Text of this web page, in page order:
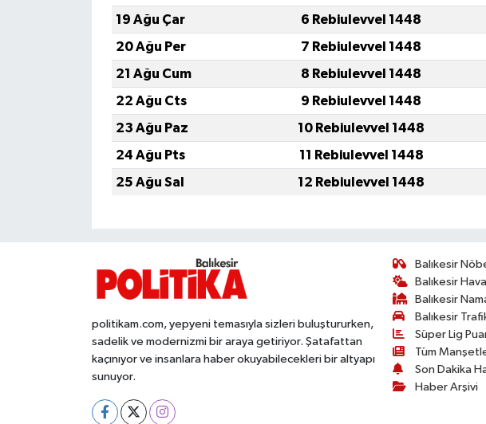
19 Ağu Çar
6 Rebiulevvel 1448
20 Ağu Per
7 Rebiulevvel 1448
21 Ağu Cum
8 Rebiulevvel 1448
22 Ağu Cts
9 Rebiulevvel 1448
23 Ağu Paz
10 Rebiulevvel 1448
24 Ağu Pts
11 Rebiulevvel 1448
25 Ağu Sal
12 Rebiulevvel 1448
politikam.com, yepyeni temasıyla sizleri buluştururken,
sadelik ve modernizmi bir araya getiriyor. Şatafattan
kaçınıyor ve insanlara haber okuyabilecekleri bir altyapı
sunuyor.
Balıkesir
Balıkesir
Balıkesir
Balıkesir
Süper Lig
Tüm
Son Dakika
Haber Arşivi
OTOMOTİV
Resmi İlanlar
SÜRMANŞET